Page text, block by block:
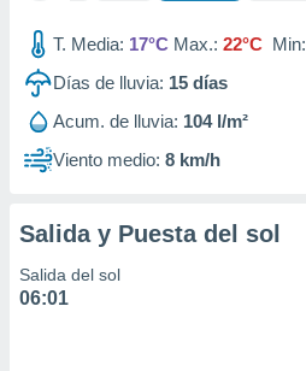
T. Media: 17°C Max.: 22°C Min:
Días de lluvia: 15 días
Acum. de lluvia: 104 l/m²
Viento medio: 8 km/h
Salida y Puesta del sol
Salida del sol
06:01